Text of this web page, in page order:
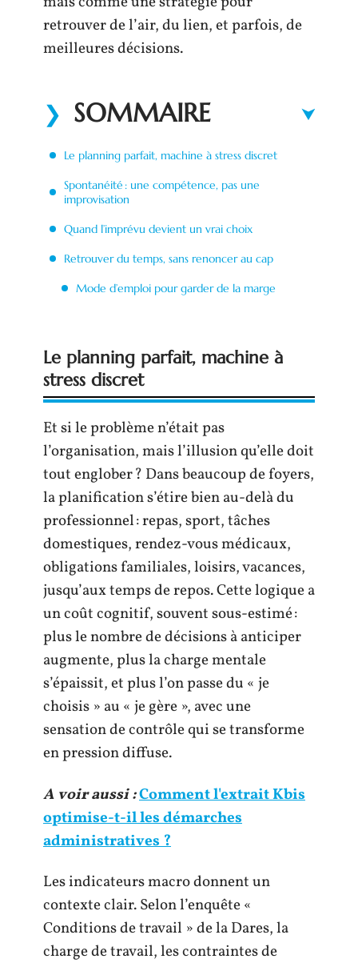
retrouver de l’air, du lien, et parfois, de
meilleures décisions.
SOMMAIRE
Le planning parfait, machine à stress discret
Spontanéité : une compétence, pas une
improvisation
Quand l’imprévu devient un vrai choix
Retrouver du temps, sans renoncer au cap
Mode d’emploi pour garder de la marge
Le planning parfait, machine à
stress discret
Et si le problème n’était pas
l’organisation, mais l’illusion qu’elle doit
tout englober ? Dans beaucoup de foyers,
la planification s’étire bien au-delà du
professionnel : repas, sport, tâches
domestiques, rendez-vous médicaux,
obligations familiales, loisirs, vacances,
jusqu’aux temps de repos. Cette logique a
un coût cognitif, souvent sous-estimé :
plus le nombre de décisions à anticiper
augmente, plus la charge mentale
s’épaissit, et plus l’on passe du « je
choisis » au « je gère », avec une
sensation de contrôle qui se transforme
en pression diffuse.
A voir aussi :Comment l'extrait Kbis
optimise-t-il les démarches
administratives ?
Les indicateurs macro donnent un
contexte clair. Selon l’enquête «
Conditions de travail » de la Dares, la
charge de travail, les contraintes de